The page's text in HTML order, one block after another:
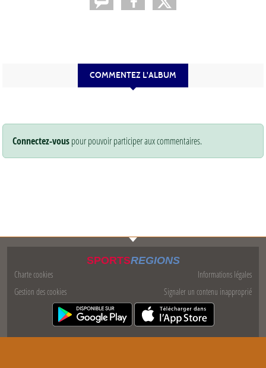
COMMENTEZ L'ALBUM
Connectez-vouspour pouvoir participer aux commentaires.
SPORTSREGIONS
Charte cookies
Gestion des cookies
Informations légales
Signaler un contenu inapproprié